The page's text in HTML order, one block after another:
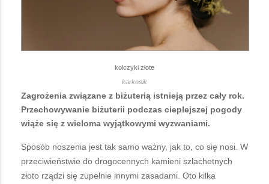
kolczyki złote
karkosik
Zagrożenia związane z biżuterią istnieją przez cały rok.
Przechowywanie biżuterii podczas cieplejszej pogody
wiąże się z wieloma wyjątkowymi wyzwaniami.
Sposób noszenia jest tak samo ważny, jak to, co się nosi. W
przeciwieństwie do drogocennych kamieni szlachetnych
złoto rządzi się zupełnie innymi zasadami. Oto kilka